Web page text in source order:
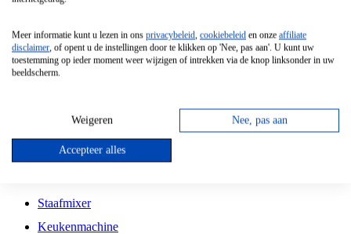
Vrijstaande Magnetron
Vrijstaande Kookplaat
Inbouw Gaskookplaat
Inbouw Keramische Kookplaat
Kookplaat Accessoires
Staafmixer
Keukenmachine
Meer informatie kunt u lezen in ons privacybeleid, cookiebeleid en onze affiliate
disclaimer, of opent u de instellingen door te klikken op 'Nee, pas aan'. U kunt uw
toestemming op ieder moment weer wijzigen of intrekken via de knop linksonder in uw
beeldscherm.
Weigeren Nee, pas aan
Accepteer alles